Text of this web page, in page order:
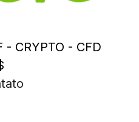
- CRYPTO - CFD